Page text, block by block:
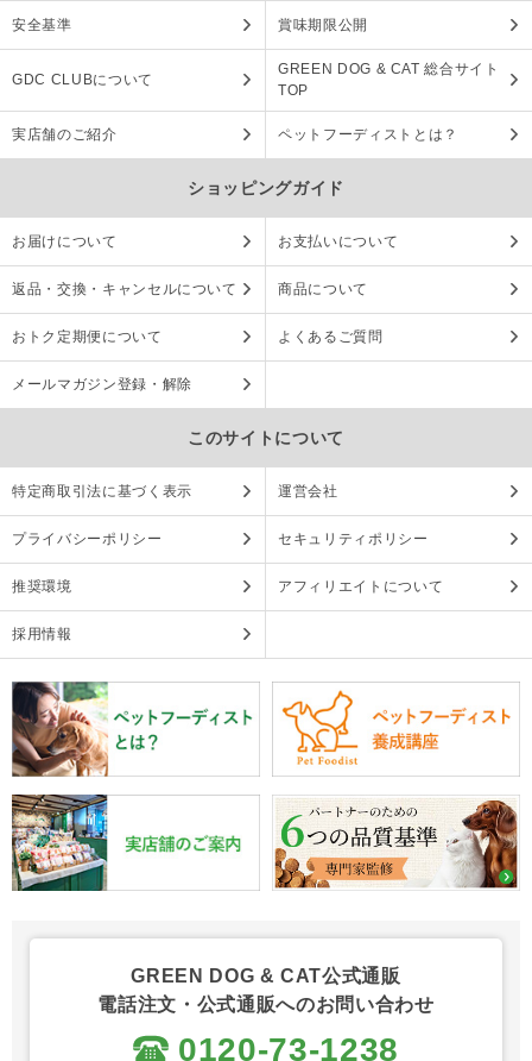
安全基準 賞味期限公開
GDC CLUBについて
GREEN DOG & CAT 総合サイト
TOP
実店舗のご紹介 ペットフーディストとは？
ショッピングガイド
お届けについて お支払いについて
返品・交換・キャンセルについて 商品について
おトク定期便について よくあるご質問
メールマガジン登録・解除
このサイトについて
特定商取引法に基づく表示 運営会社
プライバシーポリシー セキュリティポリシー
推奨環境 アフィリエイトについて
採用情報
GREEN DOG & CAT公式通販
電話注文・公式通販へのお問い合わせ
0120-73-1238